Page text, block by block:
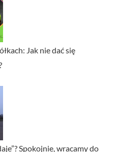
Jak nie dać się
Spokojnie, wracamy do